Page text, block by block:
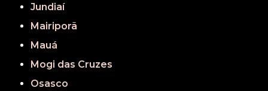
Jundiaí
Mairiporã
Mauá
Mogi das Cruzes
Osasco